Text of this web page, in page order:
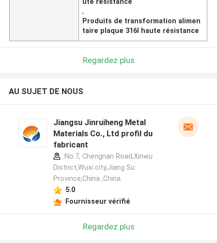
,
Produits de transformation alimen
taire plaque 316l haute résistance
Regardez plus
AU SUJET DE NOUS
Jiangsu Jinruiheng Metal
Materials Co., Ltd profil du
fabricant
No.7, Chengnan Road,Xinwu
District,Wuxi city,Jiang Su
Province,China ,China
5.0
Fournisseur vérifié
Regardez plus